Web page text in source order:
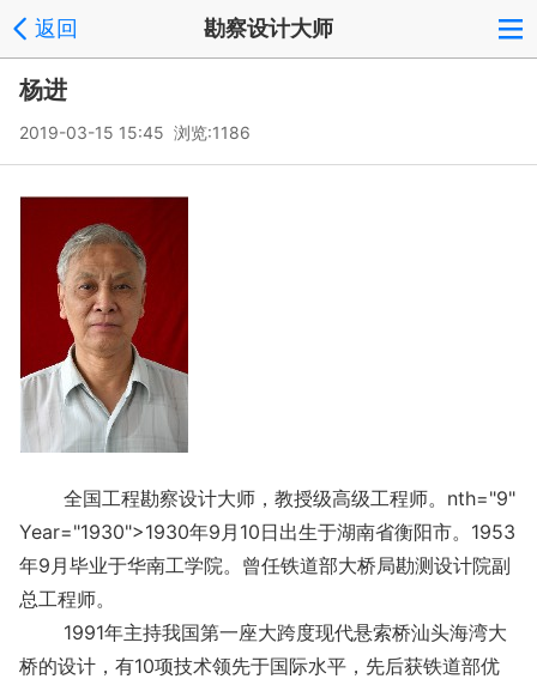
返回 勘察设计大师
杨进
2019-03-15 15:45 浏览:1186
全国工程勘察设计大师，教授级高级工程师。 nth="9"
Year="1930">1930年9月10日出生于湖南省衡阳市。1953
年9月毕业于华南工学院。曾任铁道部大桥局勘测设计院副
总工程师。
1991年主持我国第一座大跨度现代悬索桥汕头海湾大
桥的设计，有10项技术领先于国际水平，先后获铁道部优